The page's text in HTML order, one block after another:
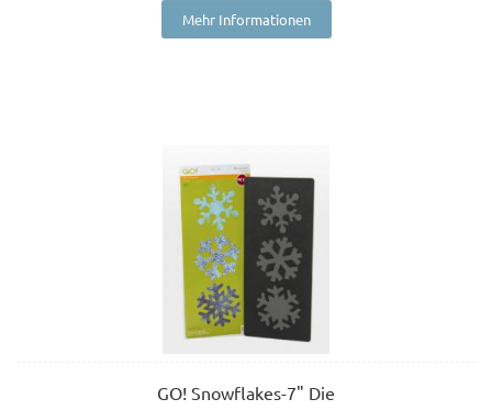
Mehr Informationen
GO! Snowflakes-7" Die